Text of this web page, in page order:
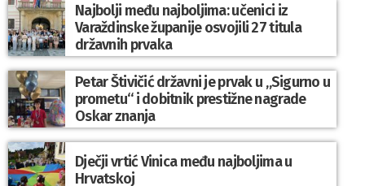
Najbolji među najboljima: učenici iz
Varaždinske županije osvojili 27 titula
državnih prvaka
Petar Štivičić državni je prvak u „Sigurno u
prometu“ i dobitnik prestižne nagrade
Oskar znanja
Dječji vrtić Vinica među najboljima u
Hrvatskoj